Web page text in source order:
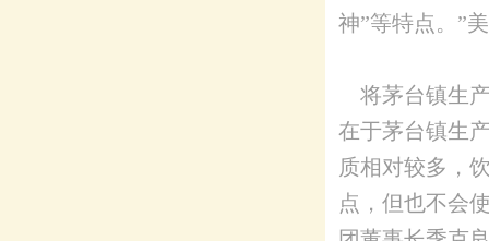
神”等特点。”
将茅台镇生
在于茅台镇生
质相对较多，
点，但也不会